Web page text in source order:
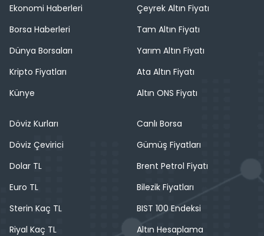
Ekonomi Haberleri
Borsa Haberleri
Dünya Borsaları
Kripto Fiyatları
Künye
Çeyrek Altın Fiyatı
Tam Altın Fiyatı
Yarım Altın Fiyatı
Ata Altın Fiyatı
Altın ONS Fiyatı
Döviz Kurları
Döviz Çevirici
Dolar TL
Euro TL
Sterin Kaç TL
Riyal Kaç TL
Canlı Borsa
Gümüş Fiyatları
Brent Petrol Fiyatı
Bilezik Fiyatları
BIST 100 Endeksi
Altın Hesaplama